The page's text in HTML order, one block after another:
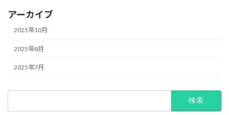
アーカイブ
2025年10月
2025年8月
2025年7月